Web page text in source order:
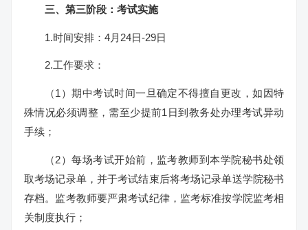
三、第三阶段：考试实施
1.时间安排：4月24日-29日
2.工作要求：
（1）期中考试时间一旦确定不得擅自更改，如因特
殊情况必须调整，需至少提前1日到教务处办理考试异动
手续；
（2）每场考试开始前，监考教师到本学院秘书处领
取考场记录单，并于考试结束后将考场记录单送学院秘书
存档。监考教师要严肃考试纪律，监考标准按学院监考相
关制度执行；